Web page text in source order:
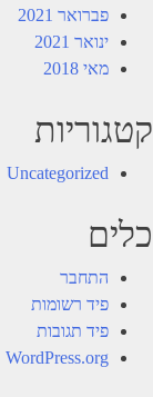
פברואר 2021
ינואר 2021
מאי 2018
קטגוריות
Uncategorized
כלים
התחבר
פיד רשומות
פיד תגובות
WordPress.org